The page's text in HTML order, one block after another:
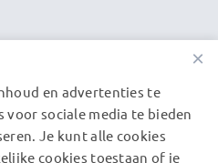
×
en advertenties te
sociale media te bieden
Je kunt alle cookies
cookies toestaan of je